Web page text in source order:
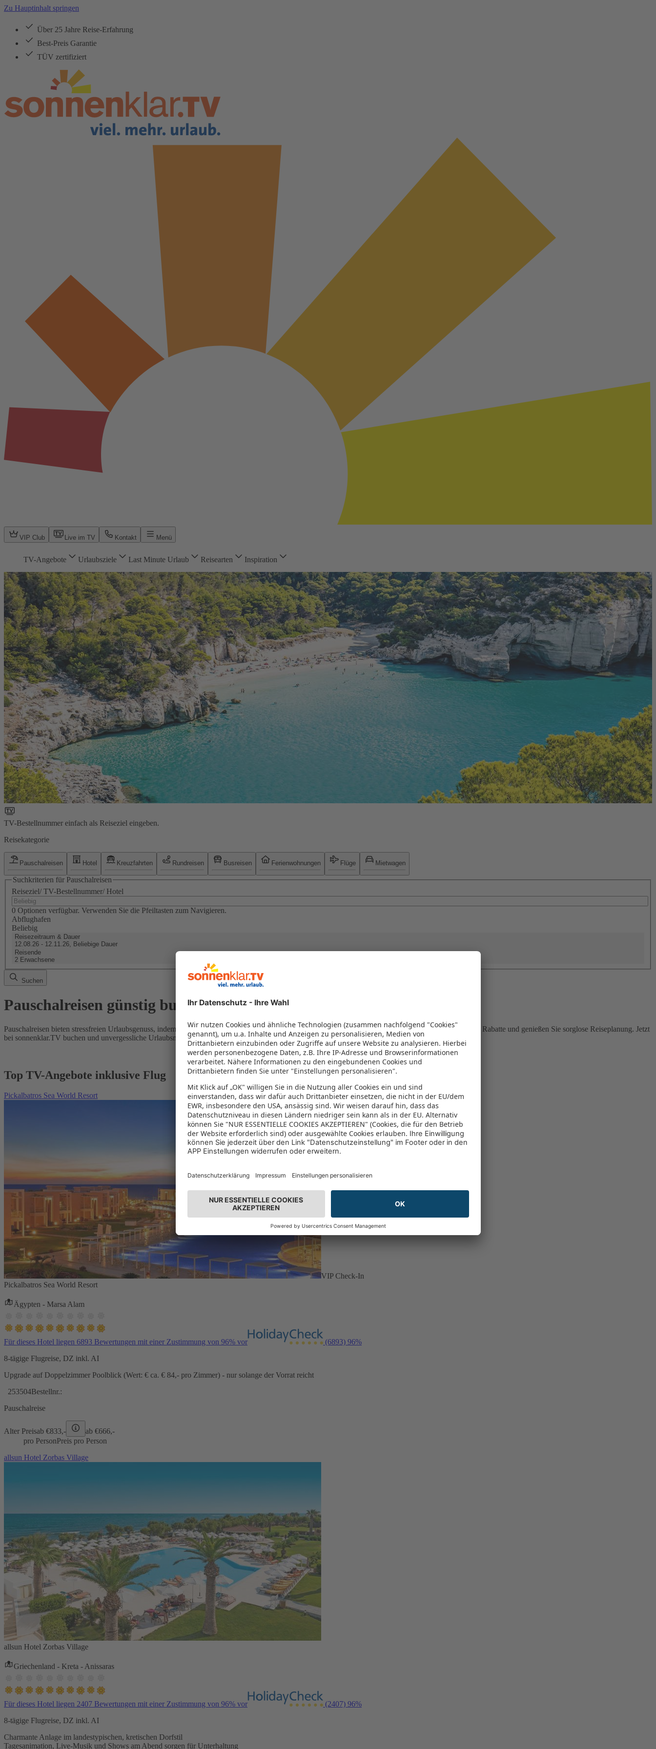
Zu Hauptinhalt springen
Über 25 Jahre Reise-Erfahrung
Best-Preis Garantie
TÜV zertifiziert
VIP Club Live im TV Kontakt Menü
TV-Angebote Urlaubsziele Last Minute Urlaub Reisearten Inspiration
TV-Bestellnummer einfach als Reiseziel eingeben.
Reisekategorie
Pauschalreisen Hotel Kreuzfahrten Rundreisen Busreisen Ferienwohnungen Flüge Mietwagen
Suchkriterien für Pauschalreisen
Reiseziel/ TV-Bestellnummer/ Hotel
0 Optionen verfügbar. Verwenden Sie die Pfeiltasten zum Navigieren.
Abflughafen
Beliebig
Reisezeitraum & Dauer
12.08.26 - 12.11.26, Beliebige Dauer
Reisende
2 Erwachsene
Suchen
Pauschalreisen günstig buchen
Pauschalreisen bieten stressfreien Urlaubsgenuss, indem Flug und Hotel in einem Paket kombiniert werden – das spart Zeit und Geld. Nutzen Sie attraktive Rabatte und genießen Sie sorglose Reiseplanung. Jetzt
bei sonnenklar.TV buchen und unvergessliche Urlaubsmomente erleben!
Top TV-Angebote inklusive Flug
Pickalbatros Sea World Resort
VIP Check-In
Pickalbatros Sea World Resort
Ägypten - Marsa Alam
Für dieses Hotel liegen 6893 Bewertungen mit einer Zustimmung von 96% vor (6893) 96%
8-tägige Flugreise, DZ inkl. AI
Upgrade auf Doppelzimmer Poolblick (Wert: € ca. € 84,- pro Zimmer) - nur solange der Vorrat reicht
253504Bestellnr.:
Pauschalreise
Alter Preisab €833,- ab €666,-
pro PersonPreis pro Person
allsun Hotel Zorbas Village
allsun Hotel Zorbas Village
Griechenland - Kreta - Anissaras
Für dieses Hotel liegen 2407 Bewertungen mit einer Zustimmung von 96% vor (2407) 96%
8-tägige Flugreise, DZ inkl. AI
Charmante Anlage im landestypischen, kretischen Dorfstil
Tagesanimation, Live-Musik und Shows am Abend sorgen für Unterhaltung